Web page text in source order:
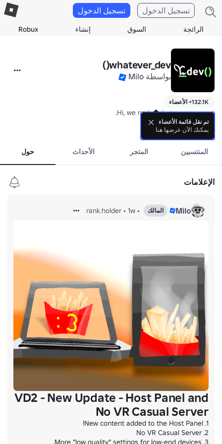
الرائجة السوق إنشاء Robux
تسجيل الدخول تسجيل الدخول
whatever_dev()
بواسطة Milo
132.1K+ الأعضاء
المزيد
حول الأحداث المتجر المنتسبين
الإعلامات
Milo المالك •
1w
•
rank.holder
VD2 - New Update - Host Panel and
No VR Casual Server
تم نقل قائمة الأعضاء
يمكنك الآن عرضها هنا